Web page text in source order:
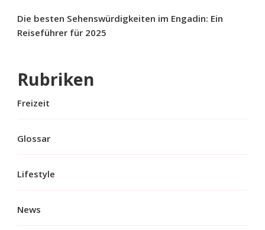
Die besten Sehenswürdigkeiten im Engadin: Ein
Reiseführer für 2025
Rubriken
Freizeit
Glossar
Lifestyle
News